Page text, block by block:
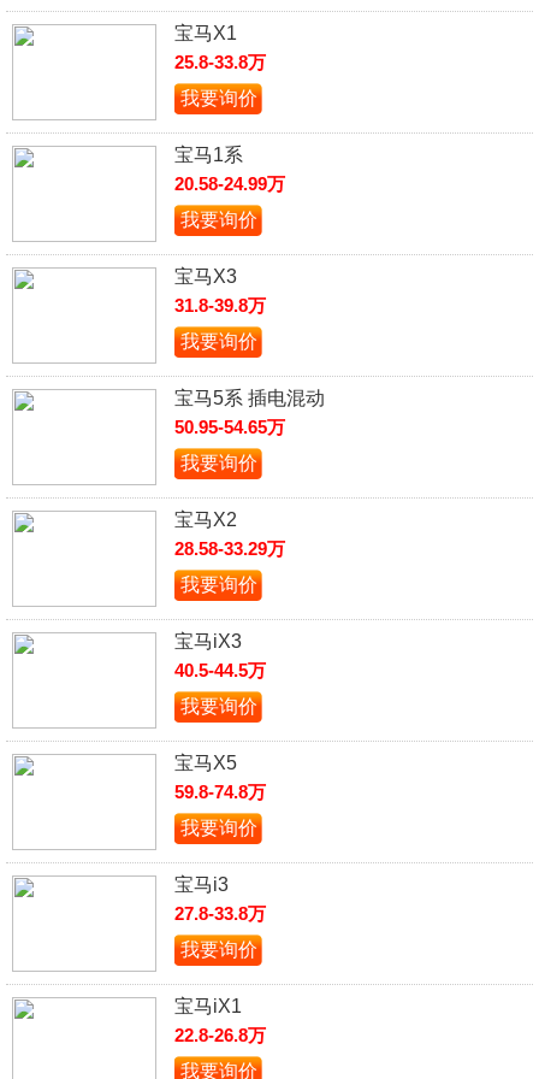
宝马X1
25.8-33.8万
我要询价
宝马1系
20.58-24.99万
我要询价
宝马X3
31.8-39.8万
我要询价
宝马5系 插电混动
50.95-54.65万
我要询价
宝马X2
28.58-33.29万
我要询价
宝马iX3
40.5-44.5万
我要询价
宝马X5
59.8-74.8万
我要询价
宝马i3
27.8-33.8万
我要询价
宝马iX1
22.8-26.8万
我要询价